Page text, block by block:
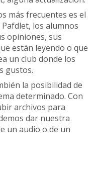
más frecuentes es el
los alumnos
opiniones, sus
están leyendo o que
un club donde los
gustos.
la posibilidad de
determinado. Con
archivos para
dar nuestra
un audio o de un